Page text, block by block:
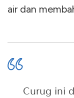
air dan
Curug ini